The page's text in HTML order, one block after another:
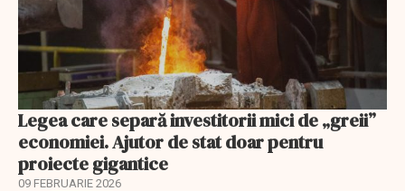
Legea care separă investitorii mici de „greii”
economiei. Ajutor de stat doar pentru
proiecte gigantice
09 FEBRUARIE 2026